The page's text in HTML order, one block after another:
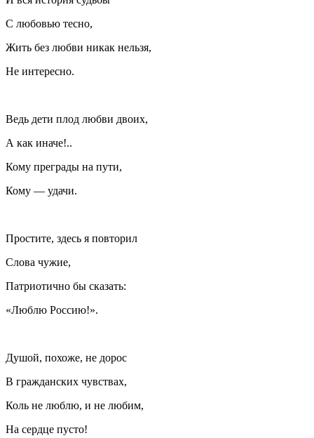
С любовью тесно,
Жить без любви никак нельзя,
Не интересно.
Ведь дети плод любви двоих,
А как иначе!..
Кому преграды на пути,
Кому — удачи.
Простите, здесь я повторил
Слова чужие,
Патриотично бы сказать:
«Люблю Россию!».
Душой, похоже, не дорос
В гражданских чувствах,
Коль не люблю, и не любим,
На сердце пусто!